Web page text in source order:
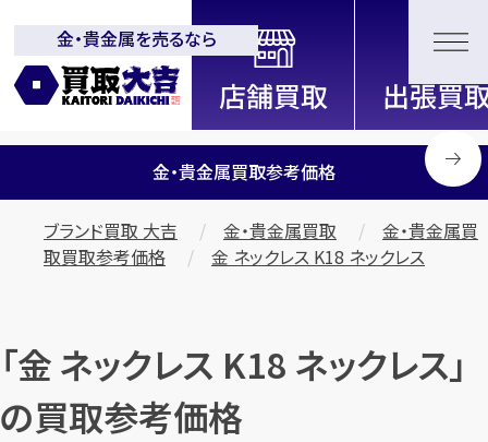
全国2200店舗以上展開中！
信頼と実績の買取専門店「買取大
吉」
金・貴金属を売るなら
金・貴金属買取参考価格
ブランド買取 大吉 金・貴金属買取
金・貴金属買
取買取参考価格
金 ネックレス K18 ネックレス
「金 ネックレス K18 ネックレス」
の買取参考価格